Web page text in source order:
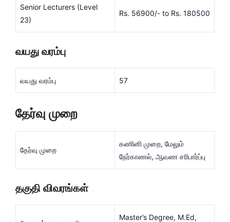
Senior Lecturers (Level
23)
Rs. 56900/- to Rs. 180500
வயது வரம்பு
வயது வரம்பு 57
தேர்வு முறை
தேர்வு முறை
கணினி முறை, மேலும்
நேர்காணல், ஆவண சரிபார்ப்பு
தகுதி விவரங்கள்
Master’s Degree, M.Ed,